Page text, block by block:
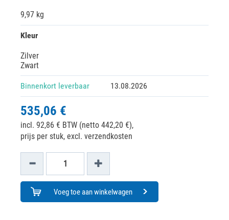
9,97 kg
Kleur
Zilver
Zwart
Binnenkort leverbaar 13.08.2026
535,06 €
incl. 92,86 € BTW (netto 442,20 €),
prijs per stuk, excl. verzendkosten
Voeg toe aan winkelwagen